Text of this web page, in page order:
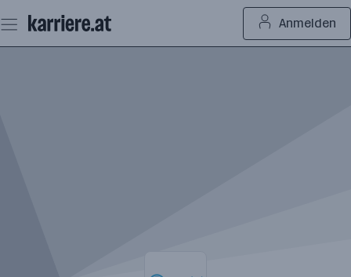
Seiteninhalt
springen
Anmelden